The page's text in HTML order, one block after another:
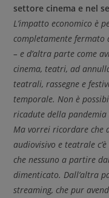
settore cinema e nel
L’impatto economico è
completamente
– e d’altra parte come
cinema, teatri, ad
teatrali, rassegne e
temporale. Non è
ricadute della pandemia
Ma vorrei ricordare che
audiovisivo e teatrale
che nessuno a partire
dimenticato. Dall’altra
streaming, che pur